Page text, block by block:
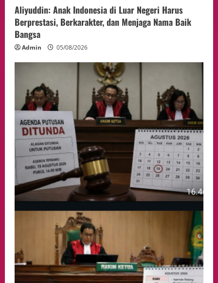
Aliyuddin: Anak Indonesia di Luar Negeri Harus
Berprestasi, Berkarakter, dan Menjaga Nama Baik
Bangsa
Admin 05/08/2026